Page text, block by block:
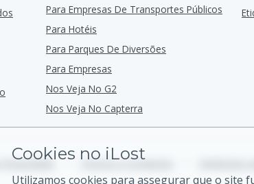
Para Empresas De Transportes Públicos
Para Hotéis
Para Parques De Diversões
Para Empresas
Nos Veja No G2
Nos Veja No Capterra
Privacidade • Termos e Condições
Cookies no iLost
Utilizamos cookies para assegurar que o site